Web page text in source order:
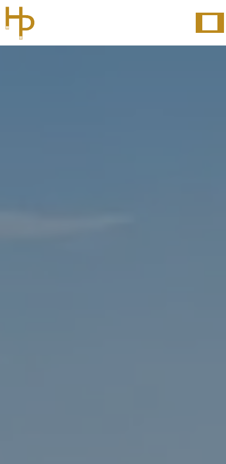
Panneau de gestion des cookies